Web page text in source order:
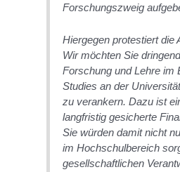
Forschungszweig
Hiergegen protestiert die
Wir möchten Sie
Forschung und Lehre im
Studies an der
zu verankern. Dazu ist
langfristig gesicherte
Sie würden damit nicht
im Hochschulbereich
gesellschaftlichen